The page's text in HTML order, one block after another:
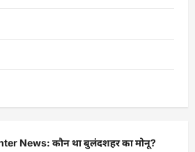
News: कौन था बुलंदशहर का मोनू?